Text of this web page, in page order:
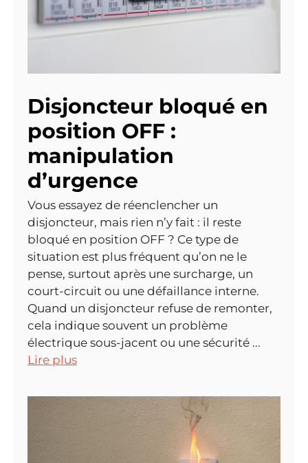
Disjoncteur bloqué en
position OFF :
manipulation
d’urgence
Vous essayez de réenclencher un
disjoncteur, mais rien n’y fait : il reste
bloqué en position OFF ? Ce type de
situation est plus fréquent qu’on ne le
pense, surtout après une surcharge, un
court-circuit ou une défaillance interne.
Quand un disjoncteur refuse de remonter,
cela indique souvent un problème
électrique sous-jacent ou une sécurité ...
Lire plus